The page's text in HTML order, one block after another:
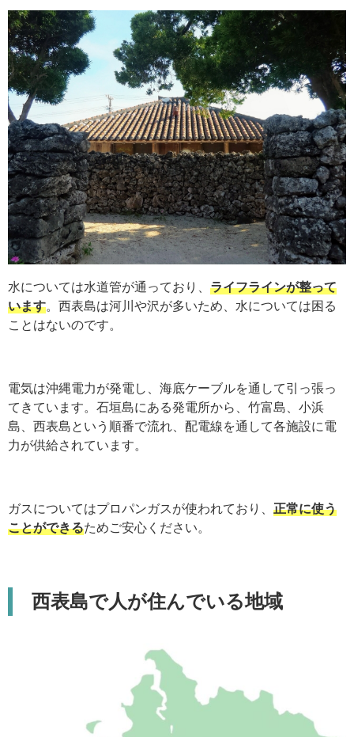
水については水道管が通っており、 ライフラインが整って
います。西表島は河川や沢が多いため、水については困る
ことはないのです。
電気は沖縄電力が発電し、海底ケーブルを通して引っ張っ
てきています。石垣島にある発電所から、竹富島、小浜
島、西表島という順番で流れ、配電線を通して各施設に電
力が供給されています。
ガスについてはプロパンガスが使われており、 正常に使う
ことができるためご安心ください。
西表島で人が住んでいる地域